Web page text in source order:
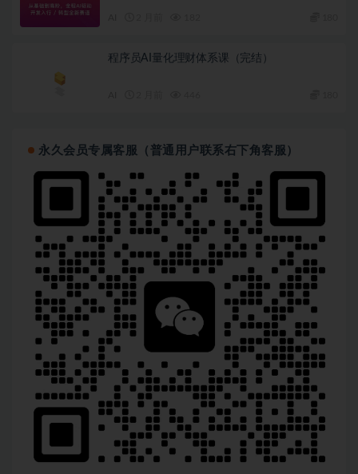
程序员AI量化理财体系课（完结）
永久会员专属客服（普通用户联系右下角客服）